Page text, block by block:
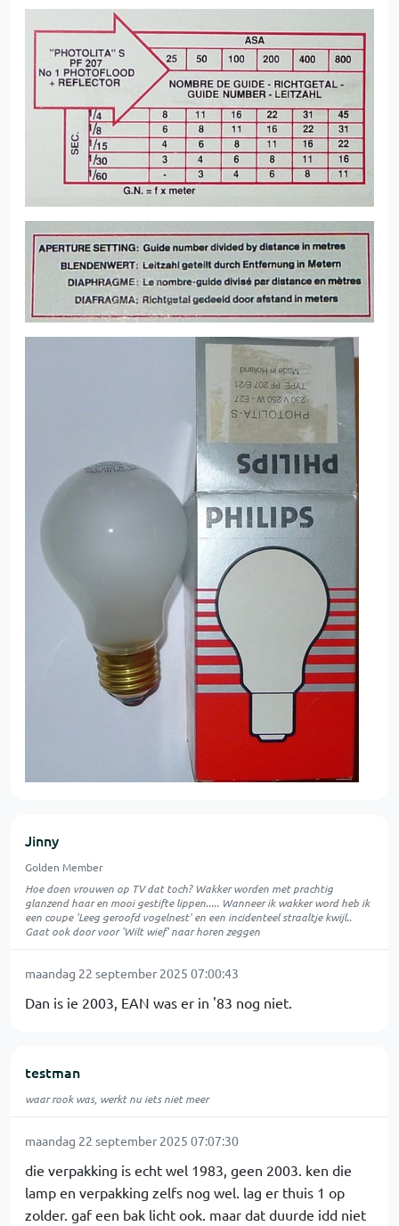
Jinny
Golden Member
Hoe doen vrouwen op TV dat toch? Wakker worden met prachtig
glanzend haar en mooi gestifte lippen..... Wanneer ik wakker word heb ik
een coupe 'Leeg geroofd vogelnest' en een incidenteel straaltje kwijl..
Gaat ook door voor 'Wilt wief' naar horen zeggen
maandag 22 september 2025 07:00:43
Dan is ie 2003, EAN was er in '83 nog niet.
testman
waar rook was, werkt nu iets niet meer
maandag 22 september 2025 07:07:30
die verpakking is echt wel 1983, geen 2003. ken die
lamp en verpakking zelfs nog wel. lag er thuis 1 op
zolder. gaf een bak licht ook. maar dat duurde idd niet